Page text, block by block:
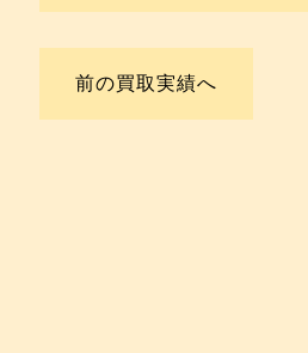
前の買取実績へ